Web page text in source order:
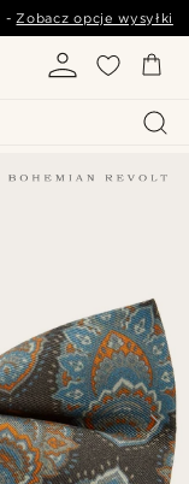
-Zobacz opcje wysyłki